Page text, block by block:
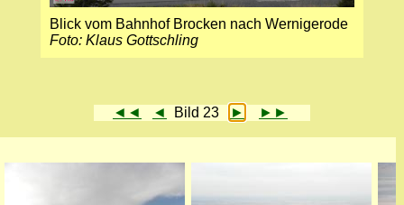
Blick vom Bahnhof Brocken nach Wernigerode
Foto: Klaus Gottschling
◄◄ ◄ Bild 23 ► ►►